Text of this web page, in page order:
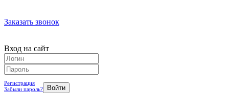
Заказать звонок
Вход на сайт
Регистрация
Забыли пароль?